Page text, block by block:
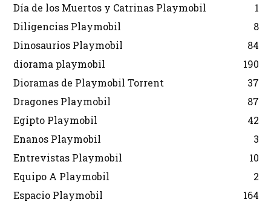
Día de los Muertos y Catrinas Playmobil
1
Diligencias Playmobil
8
Dinosaurios Playmobil
84
diorama playmobil
190
Dioramas de Playmobil Torrent
37
Dragones Playmobil
87
Egipto Playmobil
42
Enanos Playmobil
3
Entrevistas Playmobil
10
Equipo A Playmobil
2
Espacio Playmobil
164